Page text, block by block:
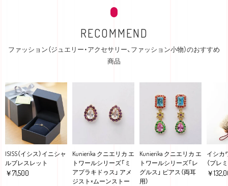
RECOMMEND
ファッション（ジュエリー・アクセサリー、ファッション小物）のおすすめ
商品
ISISS（イシス）イニシャ
ルブレスレット
￥71,500
Kunierika クニエリカ エ
トワールシリーズ「ミ
アプラキドゥス」 アメ
ジスト×ムーンストー
Kunierika クニエリカ エ
トワールシリーズ「レ
グルス」 ピアス（両耳
用）
イシカ
（プレ
￥